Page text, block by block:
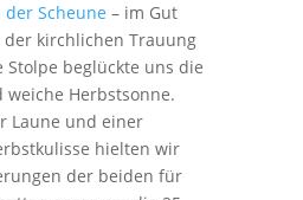
Scheune – im Gut
der kirchlichen Trauung
beglückte uns die
Herbstsonne.
Laune und einer
hielten wir
der beiden für